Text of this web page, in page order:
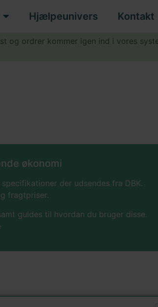
Hjælpeunivers Kontakt
og ordrer kommer igen ind i vores
økonomi
der udsendes fra DBK.
fragtpriser.
guides til hvordan du bruger disse.